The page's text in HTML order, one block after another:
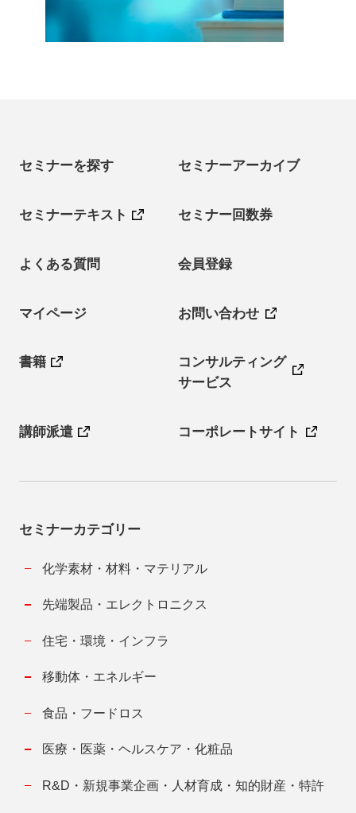
セミナーを探す セミナーアーカイブ
セミナーテキスト セミナー回数券
よくある質問 会員登録
マイページ お問い合わせ
書籍
コンサルティング
サービス
講師派遣 コーポレートサイト
セミナーカテゴリー
化学素材・材料・マテリアル
先端製品・エレクトロニクス
住宅・環境・インフラ
移動体・エネルギー
食品・フードロス
医療・医薬・ヘルスケア・化粧品
R&D・新規事業企画・人材育成・知的財産・特許